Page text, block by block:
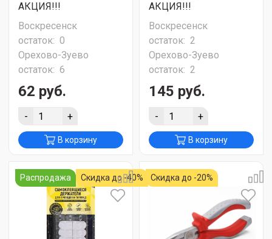
АКЦИЯ!!!
Воскресенск
остаток: 0
Орехово-Зуево
остаток: 6
62 руб.
- +
В корзину
АКЦИЯ!!!
Воскресенск
остаток: 2
Орехово-Зуево
остаток: 2
145 руб.
- +
В корзину
Распродажа Скидка до -40% Скидка до -20%